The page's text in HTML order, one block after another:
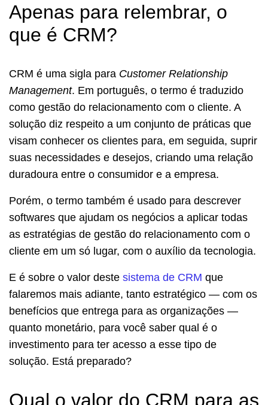
Apenas para relembrar, o
que é CRM?
CRM é uma sigla para Customer Relationship
Management. Em português, o termo é traduzido
como gestão do relacionamento com o cliente. A
solução diz respeito a um conjunto de práticas que
visam conhecer os clientes para, em seguida, suprir
suas necessidades e desejos, criando uma relação
duradoura entre o consumidor e a empresa.
Porém, o termo também é usado para descrever
softwares que ajudam os negócios a aplicar todas
as estratégias de gestão do relacionamento com o
cliente em um só lugar, com o auxílio da tecnologia.
E é sobre o valor deste sistema de CRM que
falaremos mais adiante, tanto estratégico — com os
benefícios que entrega para as organizações —
quanto monetário, para você saber qual é o
investimento para ter acesso a esse tipo de
solução. Está preparado?
Qual o valor do CRM para as